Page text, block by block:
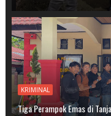
KRIMINAL
Tiga Perampok Emas di